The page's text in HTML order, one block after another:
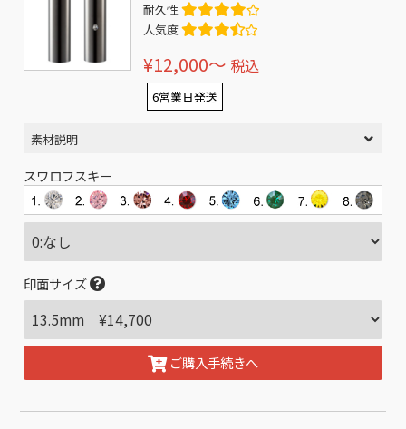
耐久性
人気度
¥12,000〜 税込
6営業日発送
素材説明
スワロフスキー
印面サイズ
ご購入手続きへ